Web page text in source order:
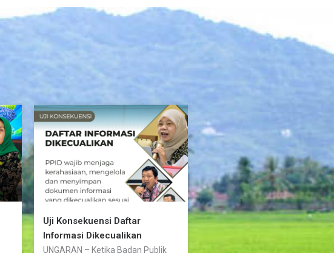
Uji Konsekuensi Daftar
Informasi Dikecualikan
UNGARAN – Ketika Badan Publik